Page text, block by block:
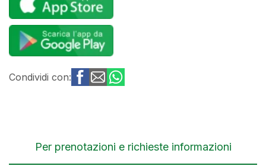
Condividi con:
Per prenotazioni e richieste informazioni